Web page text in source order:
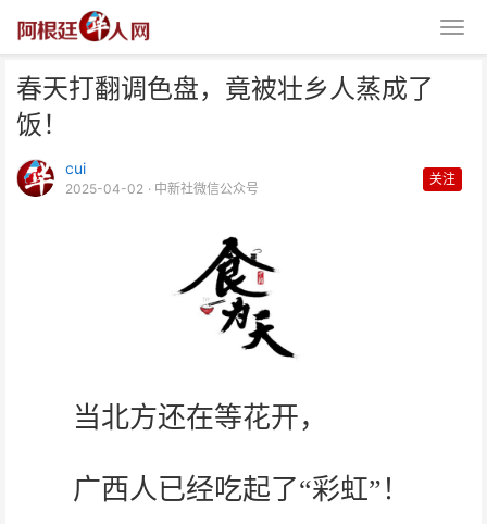
春天打翻调色盘，竟被壮乡人蒸成了
饭！
cui
2025-04-02 · 中新社微信公众号
关注
当北方还在等花开，
广西人已经吃起了“彩虹”！
春天打翻调色盘，竟被壮乡人蒸成